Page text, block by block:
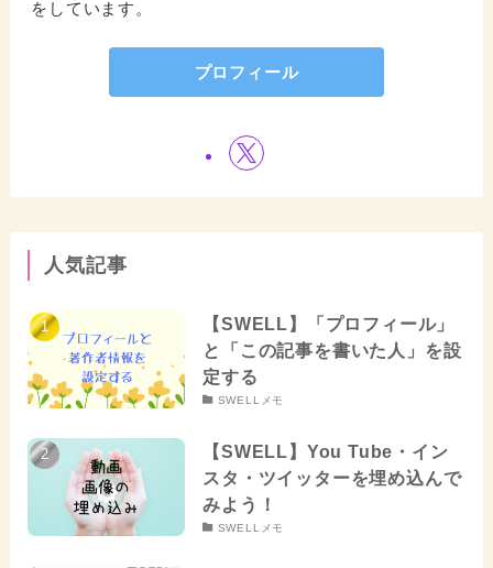
をしています。
プロフィール
人気記事
【SWELL】「プロフィール」
と「この記事を書いた人」を設
定する
SWELLメモ
【SWELL】You Tube・イン
スタ・ツイッターを埋め込んで
みよう！
SWELLメモ